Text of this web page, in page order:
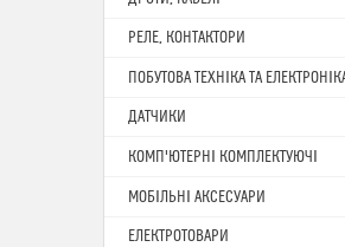
РЕЛЕ, КОНТАКТОРИ
ПОБУТОВА ТЕХНІКА ТА
ДАТЧИКИ
КОМП'ЮТЕРНІ КОМПЛЕКТУЮЧІ
МОБІЛЬНІ АКСЕСУАРИ
ЕЛЕКТРОТОВАРИ